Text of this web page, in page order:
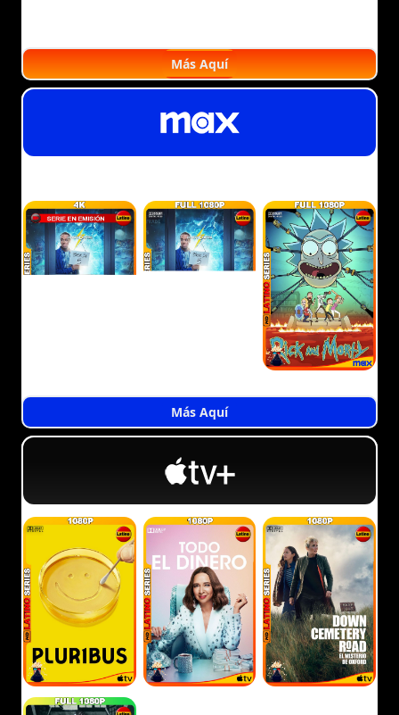
Más Aquí
Más Aquí